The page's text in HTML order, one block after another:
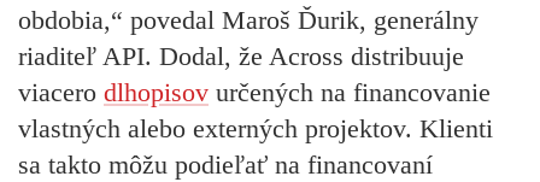
obdobia,“ povedal Maroš Ďurik, generálny
riaditeľ API. Dodal, že Across distribuuje
viacero dlhopisov určených na financovanie
vlastných alebo externých projektov. Klienti
sa takto môžu podieľať na financovaní